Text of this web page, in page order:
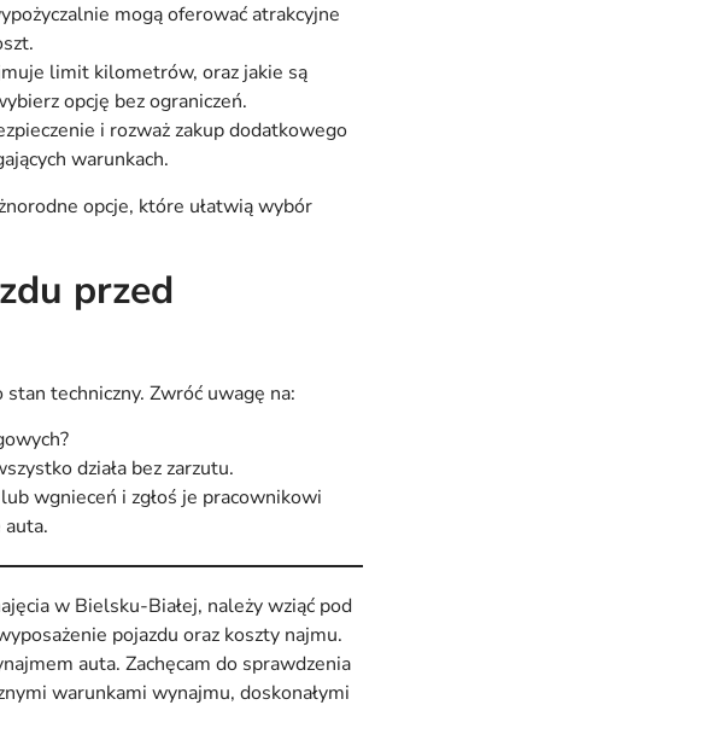
mogą oferować atrakcyjne
limit kilometrów, oraz jakie są
opcję bez ograniczeń.
i rozważ zakup dodatkowego
warunkach.
opcje, które ułatwią wybór
przed
techniczny. Zwróć uwagę na:
działa bez zarzutu.
wgnieceń i zgłoś je pracownikowi
w Bielsku-Białej, należy wziąć pod
pojazdu oraz koszty najmu.
auta. Zachęcam do sprawdzenia
warunkami wynajmu, doskonałymi